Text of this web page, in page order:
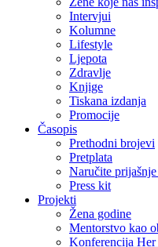
Intervjui
Kolumne
Lifestyle
Ljepota
Zdravlje
Knjige
Tiskana izdanja
Promocije
Časopis
Prethodni brojevi
Pretplata
Naručite
Press kit
Projekti
Žena godine
Mentorstvo kao
Konferencija Her